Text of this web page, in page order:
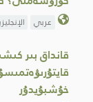
عربي
قانداق بىر
خۇشبۇيدۇر